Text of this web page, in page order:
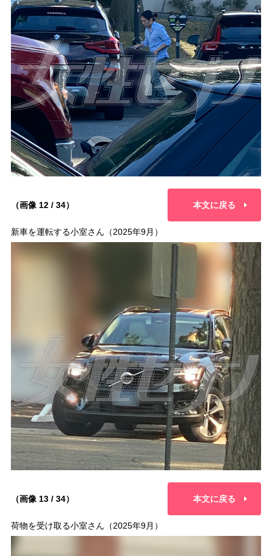
（画像 12 / 34） 本文に戻る
新車を運転する小室さん（2025年9月）
（画像 13 / 34） 本文に戻る
荷物を受け取る小室さん（2025年9月）